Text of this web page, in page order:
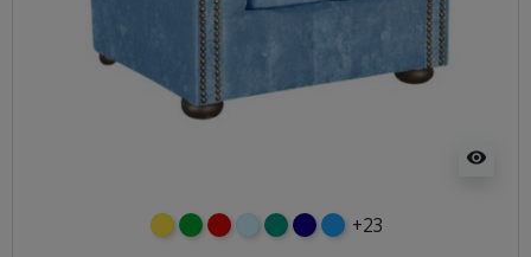
visibility
żółtyzielonyczerwony
błękitnyturkusowy
granatowy
niebieski
+23